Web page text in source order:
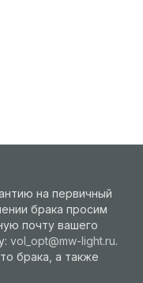
на первичный
брака просим
почту вашего
vol_opt@mw-light.ru.
брака, а также